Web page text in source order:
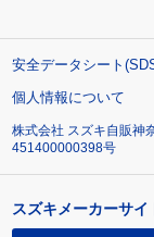
安全データシート
個人情報について
株式会社 スズキ自販神
451400000398号
スズキメーカーサイ